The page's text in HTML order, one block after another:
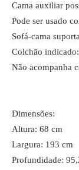
Cama auxiliar
Pode ser usado
Sofá-cama
Colchão
Não acompanha
Dimensões:
Altura: 68 cm
Largura: 193 cm
Profundidade: